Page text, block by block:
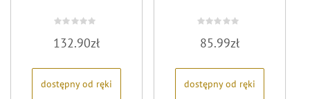
0
na
132.90zł
dostępny od ręki
0
na
85.99zł
dostępny od ręki